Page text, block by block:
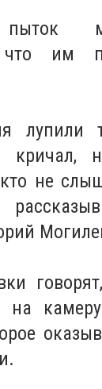
что им
лупили
кричал,
не
на